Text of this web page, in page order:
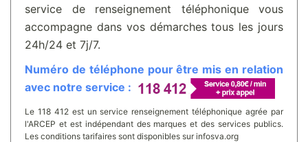
service de renseignement téléphonique vous
accompagne dans vos démarches tous les jours
24h/24 et 7j/7.
Numéro de téléphone pour être mis en relation
avec notre service :
Le 118 412 est un service renseignement téléphonique agrée par
l'ARCEP et est indépendant des marques et des services publics.
Les conditions tarifaires sont disponibles sur infosva.org